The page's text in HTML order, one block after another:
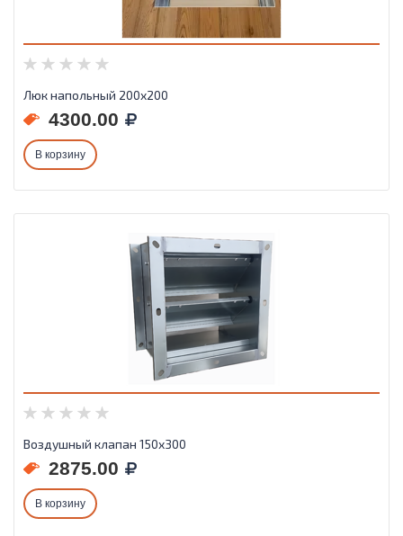
Люк напольный 200х200
4300.00
В корзину
Воздушный клапан 150х300
2875.00
В корзину